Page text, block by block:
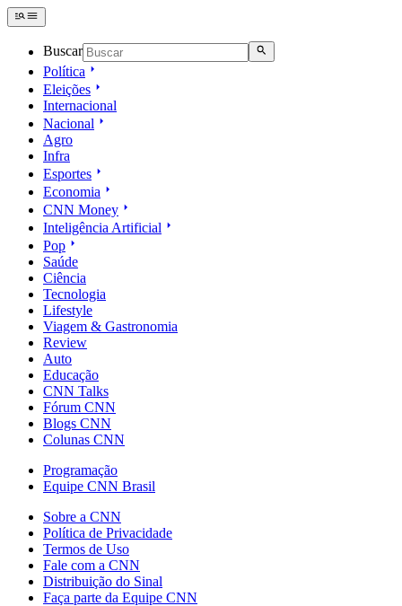
Buscar
Política
Eleições
Internacional
Nacional
Agro
Infra
Esportes
Economia
CNN Money
Inteligência Artificial
Pop
Saúde
Ciência
Tecnologia
Lifestyle
Viagem & Gastronomia
Review
Auto
Educação
CNN Talks
Fórum CNN
Blogs CNN
Colunas CNN
Programação
Equipe CNN Brasil
Sobre a CNN
Política de Privacidade
Termos de Uso
Fale com a CNN
Distribuição do Sinal
Faça parte da Equipe CNN